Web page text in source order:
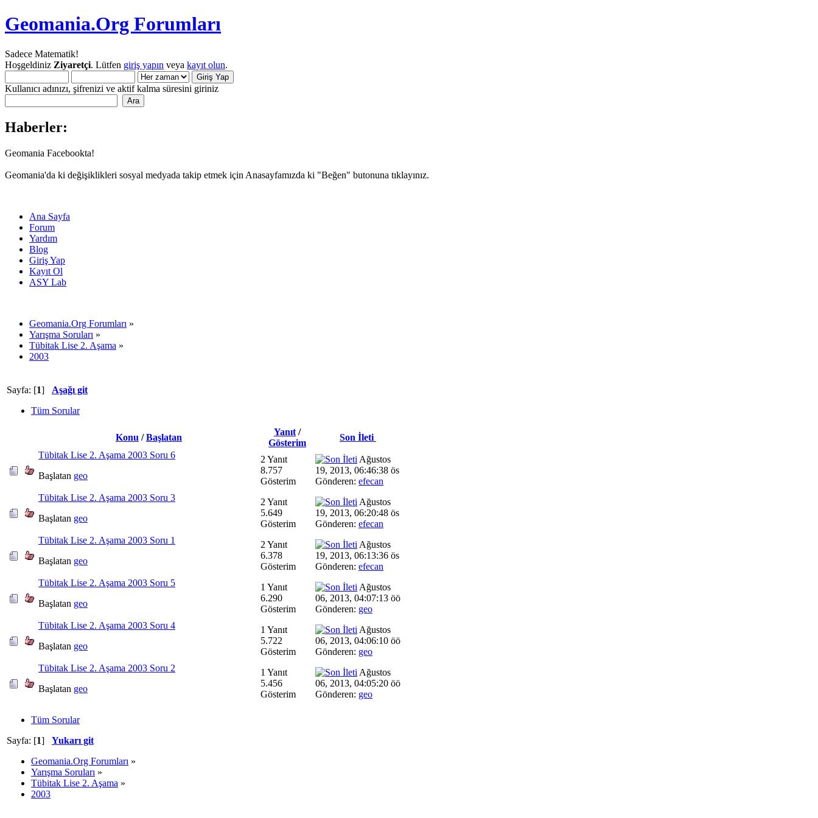
Geomania.Org Forumları
Sadece Matematik!
Hoşgeldiniz Ziyaretçi. Lütfen giriş yapın veya kayıt olun.
Kullanıcı adınızı, şifrenizi ve aktif kalma süresini giriniz
Haberler:
Geomania Facebookta!
Geomania'da ki değişiklikleri sosyal medyada takip etmek için Anasayfamızda ki "Beğen" butonuna tıklayınız.
Ana Sayfa
Forum
Yardım
Blog
Giriş Yap
Kayıt Ol
ASY Lab
Geomania.Org Forumları »
Yarışma Soruları »
Tübitak Lise 2. Aşama »
2003
Sayfa: [1] Aşağı git
Tüm Sorular
Konu /Başlatan
Yanıt /
Gösterim
Son İleti
Tübitak Lise 2. Aşama 2003 Soru 6
Başlatan geo
2 Yanıt
8.757
Gösterim
Ağustos
19, 2013, 06:46:38 ös
Gönderen: efecan
Tübitak Lise 2. Aşama 2003 Soru 3
Başlatan geo
2 Yanıt
5.649
Gösterim
Ağustos
19, 2013, 06:20:48 ös
Gönderen: efecan
Tübitak Lise 2. Aşama 2003 Soru 1
Başlatan geo
2 Yanıt
6.378
Gösterim
Ağustos
19, 2013, 06:13:36 ös
Gönderen: efecan
Tübitak Lise 2. Aşama 2003 Soru 5
Başlatan geo
1 Yanıt
6.290
Gösterim
Ağustos
06, 2013, 04:07:13 öö
Gönderen: geo
Tübitak Lise 2. Aşama 2003 Soru 4
Başlatan geo
1 Yanıt
5.722
Gösterim
Ağustos
06, 2013, 04:06:10 öö
Gönderen: geo
Tübitak Lise 2. Aşama 2003 Soru 2
Başlatan geo
1 Yanıt
5.456
Gösterim
Ağustos
06, 2013, 04:05:20 öö
Gönderen: geo
Tüm Sorular
Sayfa: [1] Yukarı git
Geomania.Org Forumları »
Yarışma Soruları »
Tübitak Lise 2. Aşama »
2003